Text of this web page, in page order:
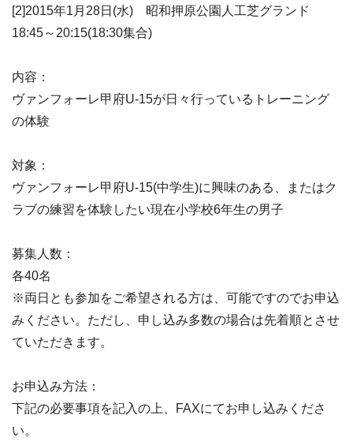
[2]2015年1月28日(水) 昭和押原公園人工芝グランド
18:45～20:15(18:30集合)
内容：
ヴァンフォーレ甲府U-15が日々行っているトレーニング
の体験
対象：
ヴァンフォーレ甲府U-15(中学生)に興味のある、またはク
ラブの練習を体験したい現在小学校6年生の男子
募集人数：
各40名
※両日とも参加をご希望される方は、可能ですのでお申込
みください。ただし、申し込み多数の場合は先着順とさせ
ていただきます。
お申込み方法：
下記の必要事項を記入の上、FAXにてお申し込みくださ
い。